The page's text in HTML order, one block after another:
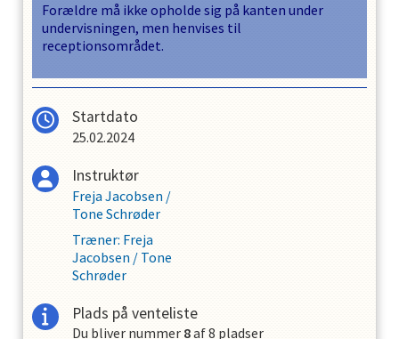
Forældre må ikke opholde sig på kanten under
undervisningen, men henvises til
receptionsområdet.
Startdato
25.02.2024
Instruktør
Freja Jacobsen /
Tone Schrøder
Træner: Freja
Jacobsen / Tone
Schrøder
Plads på venteliste
Du bliver nummer 8af8 pladser